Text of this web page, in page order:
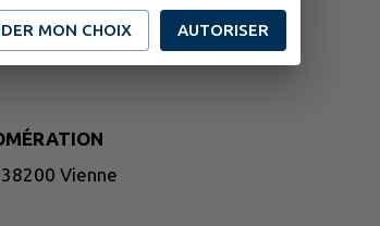
Vienne
MON CHOIX AUTORISER